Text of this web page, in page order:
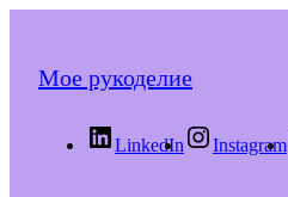
Мое рукоделие
LinkedIn Instagram